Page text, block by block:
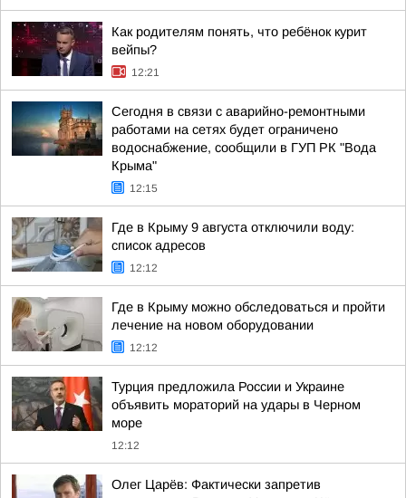
Как родителям понять, что ребёнок курит
вейпы?
12:21
Сегодня в связи с аварийно-ремонтными
работами на сетях будет ограничено
водоснабжение, сообщили в ГУП РК "Вода
Крыма"
12:15
Где в Крыму 9 августа отключили воду:
список адресов
12:12
Где в Крыму можно обследоваться и пройти
лечение на новом оборудовании
12:12
Турция предложила России и Украине
объявить мораторий на удары в Черном
море
12:12
Олег Царёв: Фактически запретив